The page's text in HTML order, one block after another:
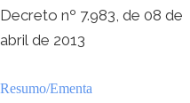
Decreto nº 7.983, de 08 de
abril de 2013
Resumo/Ementa